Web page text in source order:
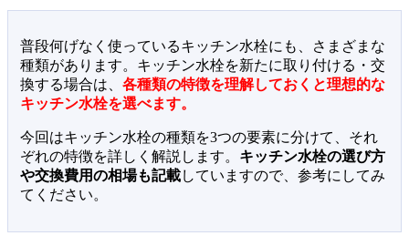
普段何げなく使っているキッチン水栓にも、さまざまな
種類があります。キッチン水栓を新たに取り付ける・交
換する場合は、 各種類の特徴を理解しておくと理想的な
キッチン水栓を選べます。
今回はキッチン水栓の種類を3つの要素に分けて、それ
ぞれの特徴を詳しく解説します。 キッチン水栓の選び方
や交換費用の相場も記載していますので、参考にしてみ
てください。